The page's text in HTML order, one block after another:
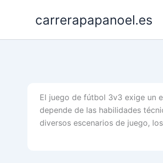
carrerapapanoel.es
El juego de fútbol 3v3 exige un
depende de las habilidades
diversos escenarios de juego,